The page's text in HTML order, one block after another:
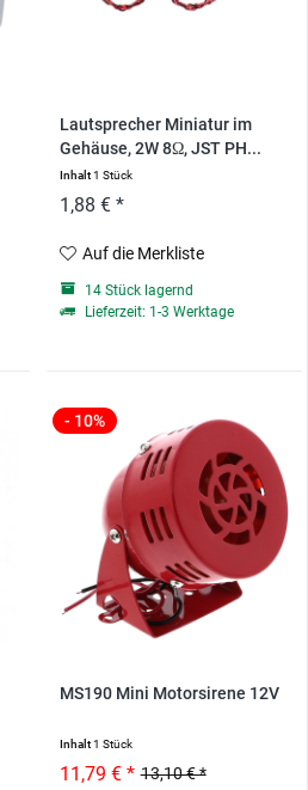
Lautsprecher Miniatur im
Gehäuse, 2W 8Ω, JST PH...
Inhalt1 Stück
1,88 € *
Auf die Merkliste
14 Stück lagernd
Lieferzeit: 1-3 Werktage
- 10%
MS190 Mini Motorsirene 12V
Inhalt1 Stück
13,10 € *
11,79 € *